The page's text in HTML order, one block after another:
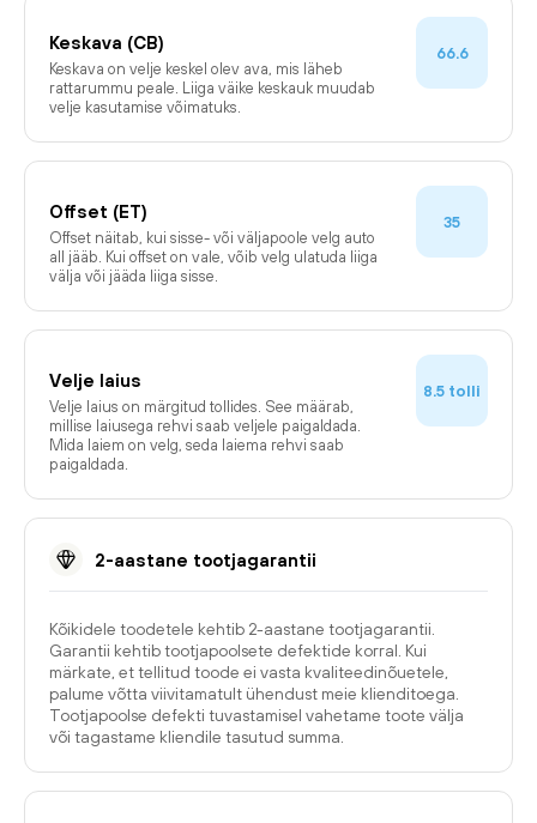
Keskava (CB)
Keskava on velje keskel olev ava, mis läheb
rattarummu peale. Liiga väike keskauk muudab
velje kasutamise võimatuks.
66.6
Offset (ET)
Offset näitab, kui sisse- või väljapoole velg auto
all jääb. Kui offset on vale, võib velg ulatuda liiga
välja või jääda liiga sisse.
35
Velje laius
Velje laius on märgitud tollides. See määrab,
millise laiusega rehvi saab veljele paigaldada.
Mida laiem on velg, seda laiema rehvi saab
paigaldada.
8.5 tolli
2-aastane tootjagarantii
Kõikidele toodetele kehtib 2-aastane tootjagarantii.
Garantii kehtib tootjapoolsete defektide korral. Kui
märkate, et tellitud toode ei vasta kvaliteedinõuetele,
palume võtta viivitamatult ühendust meie klienditoega.
Tootjapoolse defekti tuvastamisel vahetame toote välja
või tagastame kliendile tasutud summa.